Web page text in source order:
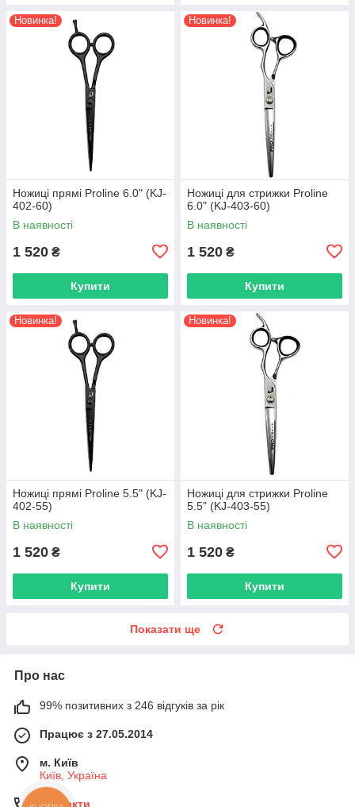
Новинка!
Ножиці прямі Proline 6.0" (KJ-
402-60)
В наявності
1 520 ₴
Купити
Новинка!
Ножиці для стрижки Proline
6.0" (KJ-403-60)
В наявності
1 520 ₴
Купити
Новинка!
Ножиці прямі Proline 5.5" (KJ-
402-55)
В наявності
1 520 ₴
Купити
Новинка!
Ножиці для стрижки Proline
5.5" (KJ-403-55)
В наявності
1 520 ₴
Купити
Показати ще
Про нас
99% позитивних з 246 відгуків за рік
Працює з 27.05.2014
м. Київ
Київ, Україна
Контакти